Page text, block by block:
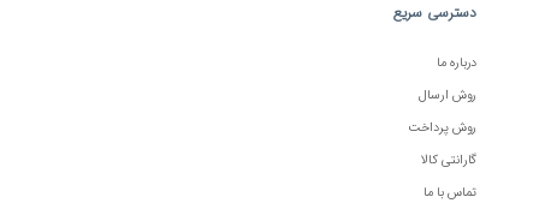
دسترسی سریع
درباره ما
روش ارسال
روش پرداخت
گارانتی کالا
تماس با ما